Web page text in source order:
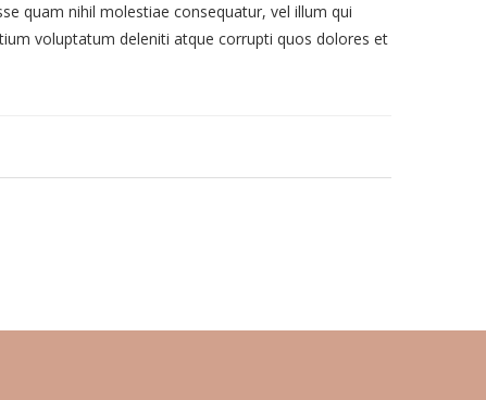
quam nihil molestiae consequatur, vel illum qui
voluptatum deleniti atque corrupti quos dolores et